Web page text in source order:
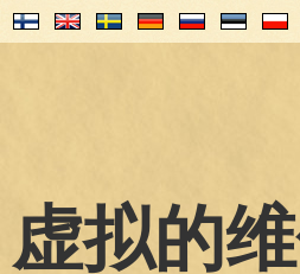
虚拟的